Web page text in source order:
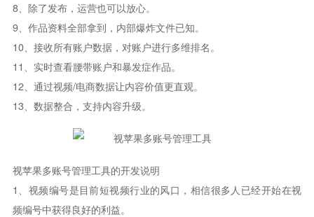
8、除了发布，运营也可以放心。
9、作品资料全部拿到，内部爆炸文件已知。
10、接收所有账户数据，对账户进行多维排名。
11、实时查看腰带账户和暴发症作品。
12、通过视频/电商数据让内容价值更直观。
13、数据整合，支持内容升级。
视苹果多账号管理工具的开发说明
1、视频编号是目前短视频行业的风口，相信很多人已经开始在视
频编号中获得良好的利益。